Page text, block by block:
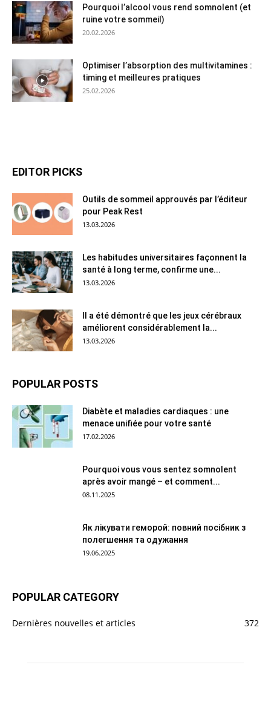
Pourquoi l’alcool vous rend somnolent (et
ruine votre sommeil)
20.02.2026
Optimiser l’absorption des multivitamines :
timing et meilleures pratiques
25.02.2026
EDITOR PICKS
Outils de sommeil approuvés par l’éditeur
pour Peak Rest
13.03.2026
Les habitudes universitaires façonnent la
santé à long terme, confirme une...
13.03.2026
Il a été démontré que les jeux cérébraux
améliorent considérablement la...
13.03.2026
POPULAR POSTS
Diabète et maladies cardiaques : une
menace unifiée pour votre santé
17.02.2026
Pourquoi vous vous sentez somnolent
après avoir mangé – et comment...
08.11.2025
Як лікувати геморой: повний посібник з
полегшення та одужання
19.06.2025
POPULAR CATEGORY
Dernières nouvelles et articles 372